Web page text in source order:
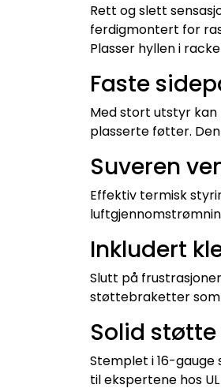
Rett og slett
ferdigmontert for
Plasser hyllen i
Faste
Med stort utstyr
plasserte føtter.
Suveren
Effektiv termisk
Inkludert
Slutt på
støttebraketter som
Solid støtte
Stemplet i 16-
til ekspertene hos